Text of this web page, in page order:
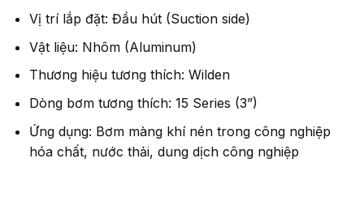
Vị trí lắp đặt: Đầu hút (Suction side)
Vật liệu: Nhôm (Aluminum)
Thương hiệu tương thích: Wilden
Dòng bơm tương thích: 15 Series (3”)
Ứng dụng: Bơm màng khí nén trong công nghiệp
hóa chất, nước thải, dung dịch công nghiệp